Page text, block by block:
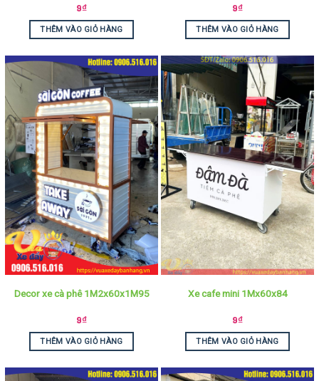
9₫
THÊM VÀO GIỎ HÀNG
9₫
THÊM VÀO GIỎ HÀNG
Decor xe cà phê 1M2x60x1M95
9₫
THÊM VÀO GIỎ HÀNG
Xe cafe mini 1Mx60x84
9₫
THÊM VÀO GIỎ HÀNG